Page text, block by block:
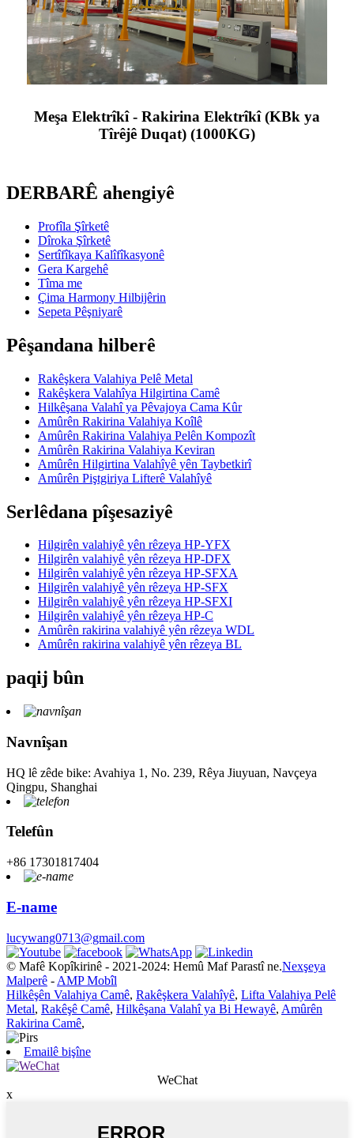
Meşa Elektrîkî - Rakirina Elektrîkî (KBk ya
Tîrêjê Duqat) (1000KG)
DERBARÊ ahengiyê
Profîla Şîrketê
Dîroka Şîrketê
Sertîfîkaya Kalîfîkasyonê
Gera Kargehê
Tîma me
Çima Harmony Hilbijêrin
Sepeta Pêşniyarê
Pêşandana hilberê
Rakêşkera Valahiya Pelê Metal
Rakêşkera Valahîya Hilgirtina Camê
Hilkêşana Valahî ya Pêvajoya Cama Kûr
Amûrên Rakirina Valahiya Koîlê
Amûrên Rakirina Valahiya Pelên Kompozît
Amûrên Rakirina Valahiya Keviran
Amûrên Hilgirtina Valahîyê yên Taybetkirî
Amûrên Piştgiriya Lifterê Valahîyê
Serlêdana pîşesaziyê
Hilgirên valahiyê yên rêzeya HP-YFX
Hilgirên valahiyê yên rêzeya HP-DFX
Hilgirên valahiyê yên rêzeya HP-SFXA
Hilgirên valahiyê yên rêzeya HP-SFX
Hilgirên valahiyê yên rêzeya HP-SFXI
Hilgirên valahiyê yên rêzeya HP-C
Amûrên rakirina valahiyê yên rêzeya WDL
Amûrên rakirina valahiyê yên rêzeya BL
paqij bûn
Navnîşan
HQ lê zêde bike: Avahiya 1, No. 239, Rêya Jiuyuan, Navçeya
Qingpu, Shanghai
Telefûn
+86 17301817404
E-name
lucywang0713@gmail.com
© Mafê Kopîkirinê - 2021-2024: Hemû Maf Parastî ne.Nexşeya
Malperê - AMP Mobîl
Hilkêşên Valahiya Camê, Rakêşkera Valahîyê, Lifta Valahiya Pelê
Metal, Rakêşê Camê, Hilkêşana Valahî ya Bi Hewayê, Amûrên
Rakirina Camê,
Emailê bişîne
WeChat
x